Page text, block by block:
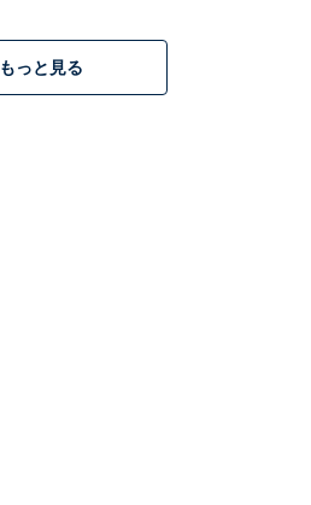
もっと見る